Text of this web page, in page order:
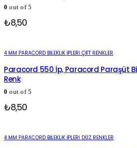
0 out of 5
₺8,50
4 MM PARACORD BILEKLIK İPLERI ÇIFT RENKLER
Paracord 550 İp, Paracord Paraşüt
Renk
0 out of 5
₺8,50
4 MM PARACORD BILEKLIK İPLERI DÜZ RENKLER